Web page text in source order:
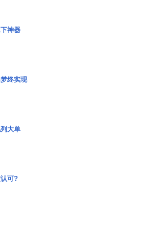
神器
终实现
大单
可?